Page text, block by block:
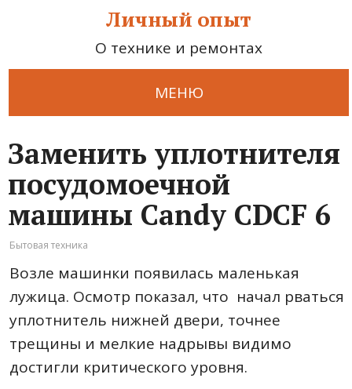
Личный опыт
О технике и ремонтах
МЕНЮ
Заменить уплотнителя
посудомоечной
машины Candy CDCF 6
Бытовая техника
Возле машинки появилась маленькая
лужица. Осмотр показал, что начал рваться
уплотнитель нижней двери, точнее
трещины и мелкие надрывы видимо
достигли критического уровня.